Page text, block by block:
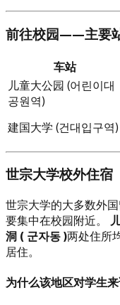
前往校园——主要
车站
儿童大公园 (어린이대
공원역)
建国大学 (건대입구역)
世宗大学校外住宿
世宗大学的大多数外
要集中在校园附近。
洞 ( 군자동 )两处住所
居住。
为什么该地区对学生